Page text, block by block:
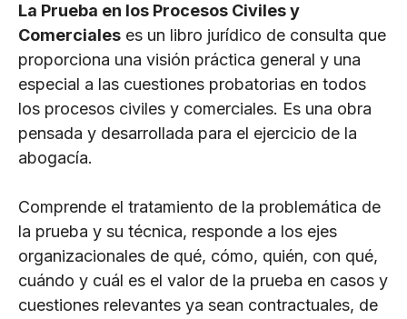
La Prueba en los Procesos Civiles y
Comerciales es un libro jurídico de consulta que
proporciona una visión práctica general y una
especial a las cuestiones probatorias en todos
los procesos civiles y comerciales. Es una obra
pensada y desarrollada para el ejercicio de la
abogacía.
Comprende el tratamiento de la problemática de
la prueba y su técnica, responde a los ejes
organizacionales de qué, cómo, quién, con qué,
cuándo y cuál es el valor de la prueba en casos y
cuestiones relevantes ya sean contractuales, de